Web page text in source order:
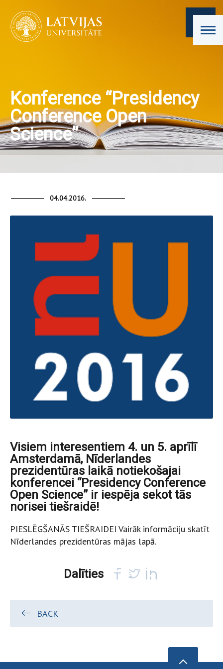
Konference “Presidency
Conference Open
Science”
04.04.2016.
Visiem interesentiem 4. un 5. aprīlī
Amsterdamā, Nīderlandes
prezidentūras laikā notiekošajai
konferencei “Presidency Conference
Open Science” ir iespēja sekot tās
norisei tiešraidē!
PIESLĒGŠANĀS TIEŠRAIDEI Vairāk informāciju skatīt
Nīderlandes prezidentūras mājas lapā.
Dalīties
BACK